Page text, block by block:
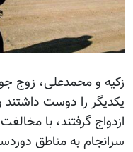
زکیه و محمدعلی، زوج
یکدیگر را دوست
ازدواج گرفتند، با
سرانجام به مناطق